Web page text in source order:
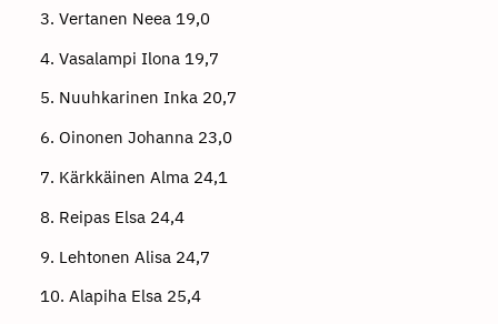
3. Vertanen Neea 19,0
4. Vasalampi Ilona 19,7
5. Nuuhkarinen Inka 20,7
6. Oinonen Johanna 23,0
7. Kärkkäinen Alma 24,1
8. Reipas Elsa 24,4
9. Lehtonen Alisa 24,7
10. Alapiha Elsa 25,4